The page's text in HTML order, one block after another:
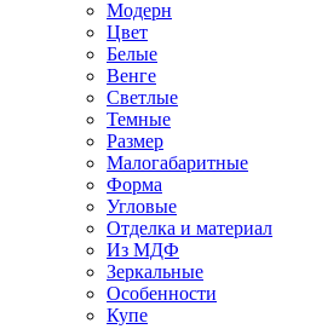
Модерн
Цвет
Белые
Венге
Светлые
Темные
Размер
Малогабаритные
Форма
Угловые
Отделка и материал
Из МДФ
Зеркальные
Особенности
Купе